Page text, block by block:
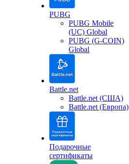
PUBG
PUBG Mobile
(UC) Global
PUBG (G-COIN)
Global
Battle.net
Battle.net (США)
Battle.net (Европа)
Подарочные
сертификаты